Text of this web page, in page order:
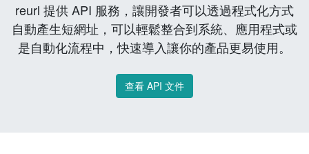
reurl 提供 API 服務，讓開發者可以透過程式化方式
自動產生短網址，可以輕鬆整合到系統、應用程式或
是自動化流程中，快速導入讓你的產品更易使用。
查看 API 文件